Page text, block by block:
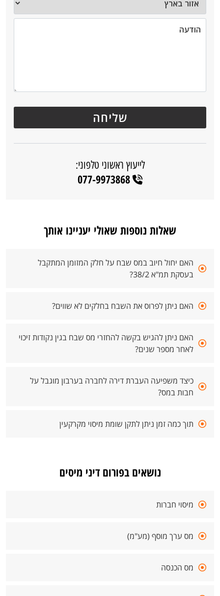
לייעוץ ראשוני טלפוני:
077-9973868
שאלות נוספות שאולי יעניינו אותך
האם יחול חיוב במס שבח על חלק המזומן המתקבל
בעסקת תמ"א 38/2?
האם ניתן לפרוס את השבח בחלקים לא שווים?
האם ניתן להגיש בקשה להחזרי מס שבח בגין נקודות זיכוי
לאחר מספר שנים?
כיצד משפיעה העברת דירה לחברה בערבון מוגבל על
חבות במס?
תוך כמה זמן ניתן לתקן שומת מיסוי מקרקעין
נושאים בפורום דיני מיסים
מיסוי חברות
מס ערך מוסף (מע"מ)
מס הכנסה